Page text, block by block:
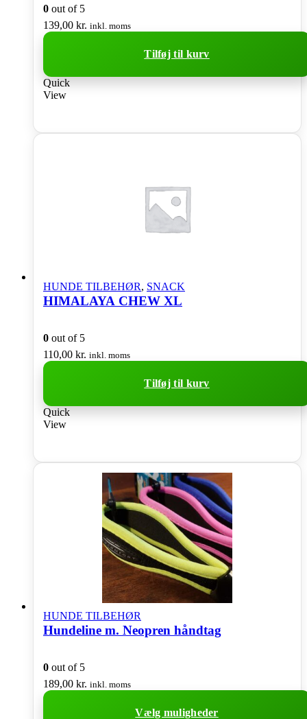
0 out of 5
139,00 kr. inkl. moms
Tilføj til kurv
Quick
View
HUNDE TILBEHØR, SNACK
HIMALAYA CHEW XL
0 out of 5
110,00 kr. inkl. moms
Tilføj til kurv
Quick
View
HUNDE TILBEHØR
Hundeline m. Neopren håndtag
0 out of 5
189,00 kr. inkl. moms
Vælg muligheder